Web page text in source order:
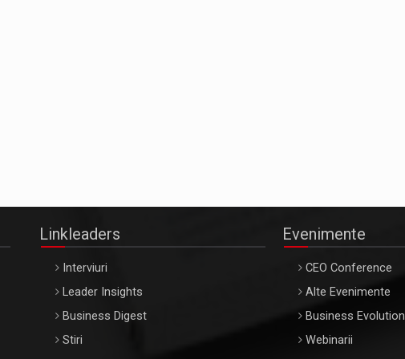
Linkleaders
Interviuri
Leader Insights
Business Digest
Stiri
Evenimente
CEO Conference
Alte Evenimente
Business Evolution
Webinarii